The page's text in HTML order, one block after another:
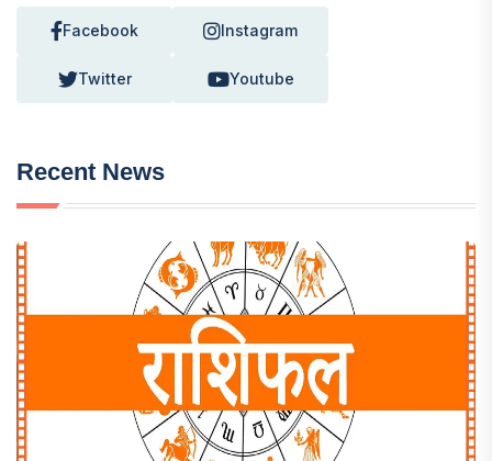
Facebook Instagram
Twitter Youtube
Recent News